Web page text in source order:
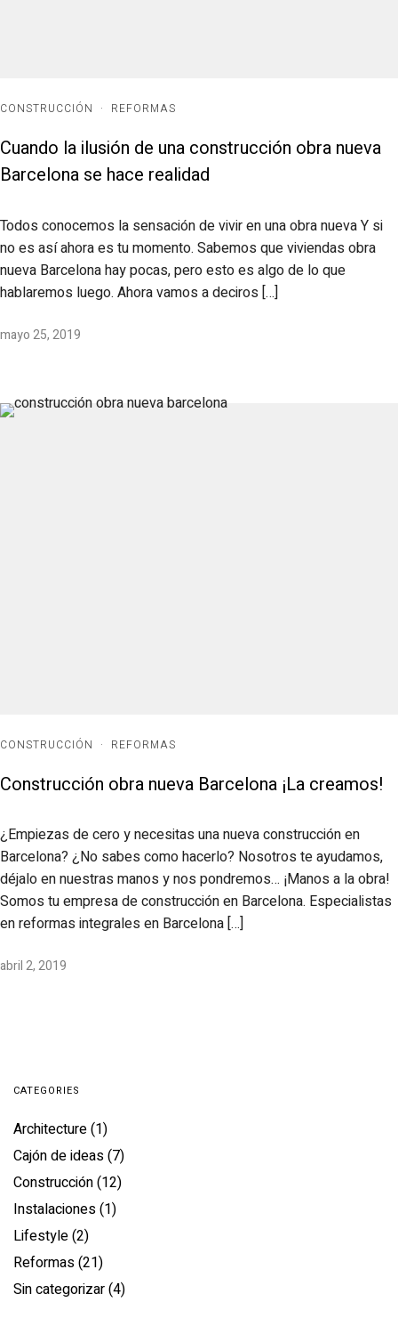
CONSTRUCCIÓN · REFORMAS
Cuando la ilusión de una construcción obra nueva
Barcelona se hace realidad
Todos conocemos la sensación de vivir en una obra nueva Y si
no es así ahora es tu momento. Sabemos que viviendas obra
nueva Barcelona hay pocas, pero esto es algo de lo que
hablaremos luego. Ahora vamos a deciros […]
mayo 25, 2019
CONSTRUCCIÓN · REFORMAS
Construcción obra nueva Barcelona ¡La creamos!
¿Empiezas de cero y necesitas una nueva construcción en
Barcelona? ¿No sabes como hacerlo? Nosotros te ayudamos,
déjalo en nuestras manos y nos pondremos… ¡Manos a la obra!
Somos tu empresa de construcción en Barcelona. Especialistas
en reformas integrales en Barcelona […]
abril 2, 2019
CATEGORIES
Architecture(1)
Cajón de ideas(7)
Construcción(12)
Instalaciones(1)
Lifestyle(2)
Reformas(21)
Sin categorizar(4)